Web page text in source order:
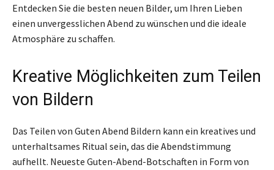
Entdecken Sie die besten neuen Bilder, um Ihren Lieben
einen unvergesslichen Abend zu wünschen und die ideale
Atmosphäre zu schaffen.
Kreative Möglichkeiten zum Teilen
von Bildern
Das Teilen von Guten Abend Bildern kann ein kreatives und
unterhaltsames Ritual sein, das die Abendstimmung
aufhellt. Neueste Guten-Abend-Botschaften in Form von